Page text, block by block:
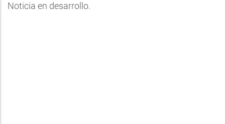
Noticia en desarrollo.